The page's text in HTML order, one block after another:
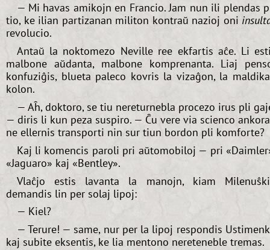
— Mi havas amikojn en Francio. Jam nun ili plendas
tio, ke ilian partizanan militon kontraŭ nazioj oni
revolucio.
Antaŭ la noktomezo Neville ree ekfartis aĉe. Li
malbone aŭdanta, malbone komprenanta. Liaj
konfuziĝis, blueta paleco kovris la vizaĝon, la
kolon.
— Aĥ, doktoro, se tiu nereturnebla procezo irus pli
— diris li kun peza suspiro. — Ĉu vere via scienco
ne ellernis transporti nin sur tiun bordon pli komforte?
Kaj li komencis paroli pri aŭtomobiloj — pri
«Jaguaro» kaj «Bentley».
Vlaĉjo estis lavanta la manojn, kiam
demandis lin per solaj lipoj:
— Kiel?
— Terure! — same, nur per la lipoj respondis
kaj subite eksentis, ke lia mentono nereteneble tremas.